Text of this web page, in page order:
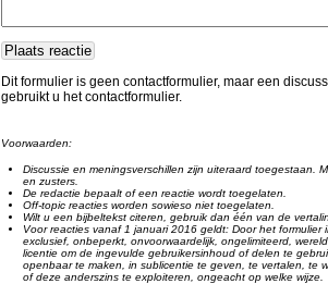
Dit formulier is geen contactformulier, maar een
gebruikt u het contactformulier.
Voorwaarden:
Discussie en meningsverschillen zijn uiteraard toegestaan.
en zusters.
De redactie bepaalt of een reactie wordt toegelaten.
Off-topic reacties worden sowieso niet toegelaten.
Wilt u een bijbeltekst citeren, gebruik dan één van de
Voor reacties vanaf 1 januari 2016 geldt: Door het
exclusief, onbeperkt, onvoorwaardelijk, ongelimiteerd,
licentie om de ingevulde gebruikersinhoud of delen te
openbaar te maken, in sublicentie te geven, te vertalen, te
of deze anderszins te exploiteren, ongeacht op welke wijze.